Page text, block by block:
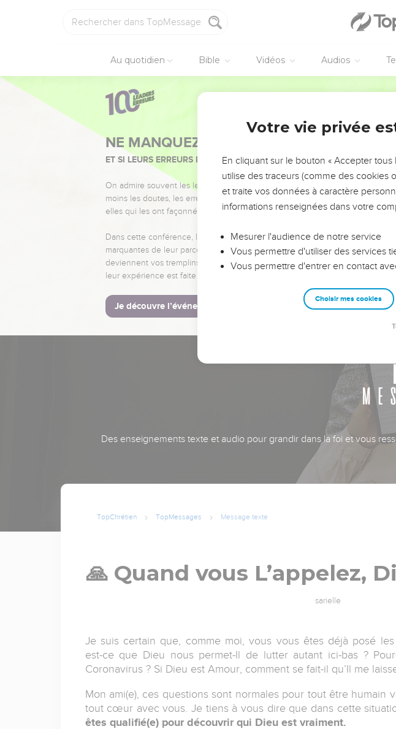
Au quotidien Bible Vidéos Audios
NE MANQUEZ PAS L’ÉVÉNEMENT DE
ET SI LEURS ERREURS POUVAIENT VOUS ÉVITER LES VOTRES ?
On admire souvent les leaders pour leurs réussites, leur impact, leur foi ou
moins les doutes, les erreurs et les saisons difficiles qu'ils ont traversés, alors
elles qui les ont façonnés.
Dans cette conférence, leaders, entrepreneurs, et responsables reviennent
marquantes de leur parcours et les clés pour avancer avec plus de sagesse
deviennent vos tremplins. Que vous guidiez un ministère, une équipe, un
leur expérience est faite pour vous.
Je découvre l’événement
Des enseignements texte et audio pour grandir dans la foi et vous
TopChrétien TopMessages Message texte
🙏 Quand vous L’appelez,
sarielle
Je suis certain que, comme moi, vous vous êtes déjà posé
est-ce que Dieu nous permet-Il de lutter autant ici-bas ?
Coronavirus ? Si Dieu est Amour, comment se fait-il qu’Il me
Mon ami(e), ces questions sont normales pour tout être humain
tout cœur avec vous. Je tiens à vous dire que dans cette
êtes qualifié(e) pour découvrir qui Dieu est vraiment.
Votre vie privée
En cliquant sur le bouton « Accepter
utilise des traceurs (comme des cookies
et traite vos données à caractère
informations renseignées dans votre
Mesurer l'audience de notre service
Vous permettre d'utiliser des services
Vous permettre d'entrer en contact
Choisir mes cookies